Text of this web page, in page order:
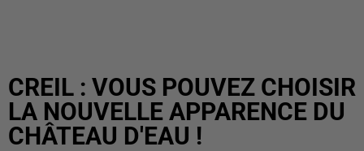
CREIL : VOUS POUVEZ CHOISIR
LA NOUVELLE APPARENCE DU
CHÂTEAU D'EAU !